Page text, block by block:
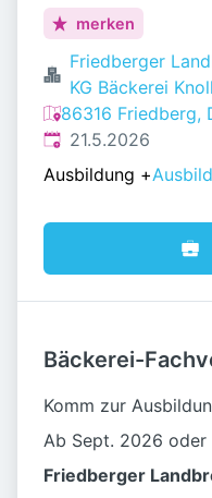
merken
Friedberger
KG Bäckerei Knoll
86316 Friedberg,
Veröffentlicht
21.5.2026
Ausbildung +
Bäckerei-
Komm zur
Ab Sept. 2026
Friedberger